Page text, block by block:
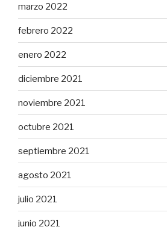
marzo 2022
febrero 2022
enero 2022
diciembre 2021
noviembre 2021
octubre 2021
septiembre 2021
agosto 2021
julio 2021
junio 2021